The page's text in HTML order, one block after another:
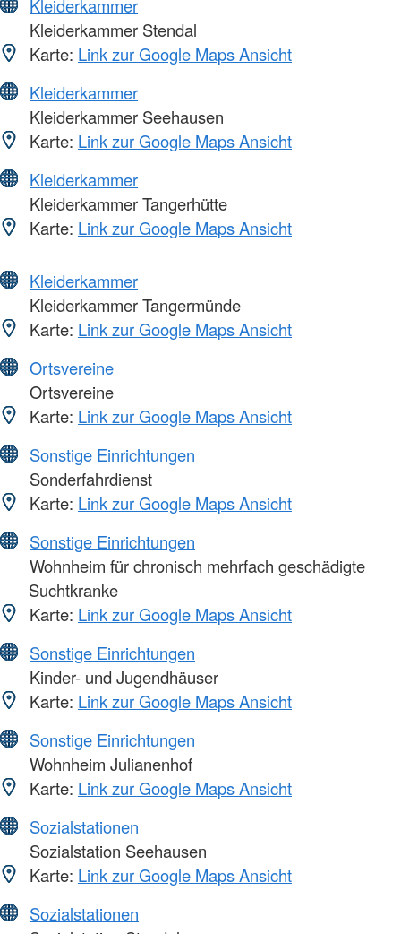
Kleiderkammer
Kleiderkammer Stendal
Karte: Link zur Google Maps Ansicht
Kleiderkammer
Kleiderkammer Seehausen
Karte: Link zur Google Maps Ansicht
Kleiderkammer
Kleiderkammer Tangerhütte
Karte: Link zur Google Maps Ansicht
Kleiderkammer
Kleiderkammer Tangermünde
Karte: Link zur Google Maps Ansicht
Ortsvereine
Ortsvereine
Karte: Link zur Google Maps Ansicht
Sonstige Einrichtungen
Sonderfahrdienst
Karte: Link zur Google Maps Ansicht
Sonstige Einrichtungen
Wohnheim für chronisch mehrfach geschädigte
Suchtkranke
Karte: Link zur Google Maps Ansicht
Sonstige Einrichtungen
Kinder- und Jugendhäuser
Karte: Link zur Google Maps Ansicht
Sonstige Einrichtungen
Wohnheim Julianenhof
Karte: Link zur Google Maps Ansicht
Sozialstationen
Sozialstation Seehausen
Karte: Link zur Google Maps Ansicht
Sozialstationen